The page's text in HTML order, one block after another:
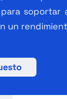
para
un